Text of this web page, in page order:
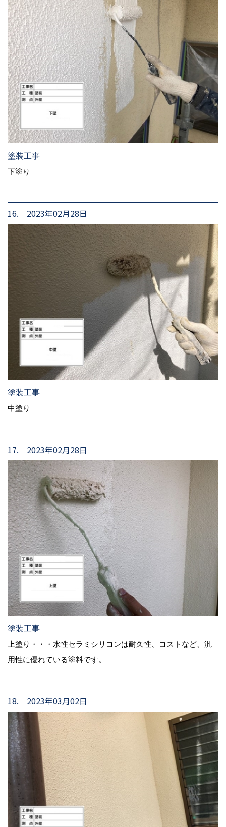
塗装工事
下塗り
16. 2023年02月28日
塗装工事
中塗り
17. 2023年02月28日
塗装工事
上塗り・・・水性セラミシリコンは耐久性、コストなど、汎
用性に優れている塗料です。
18. 2023年03月02日